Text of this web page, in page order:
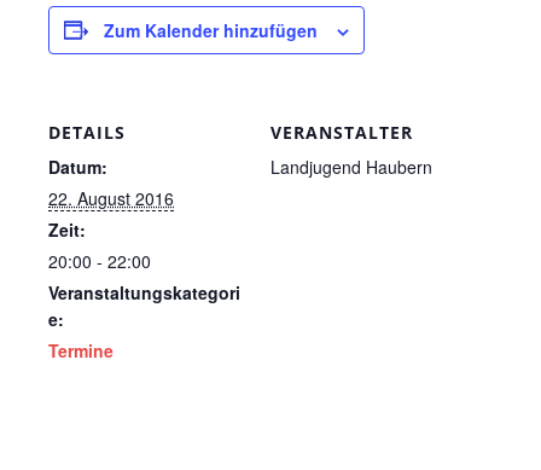
Zum Kalender hinzufügen
DETAILS
Datum:
22. August 2016
Zeit:
20:00 - 22:00
Veranstaltungskategori
e:
Termine
VERANSTALTER
Landjugend Haubern